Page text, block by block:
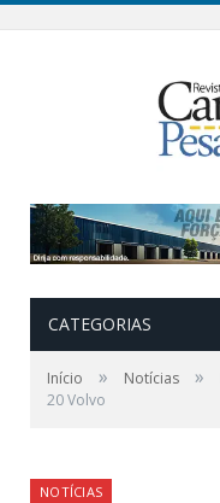
CATEGORIAS
Início » Notícias »
20 Volvo
NOTÍCIAS